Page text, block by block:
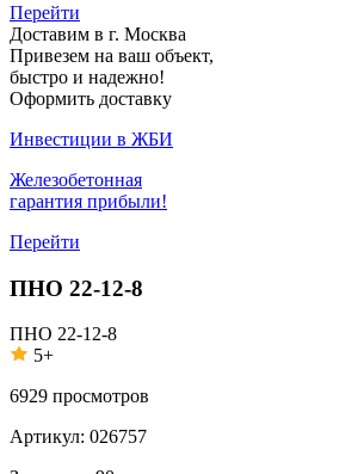
Перейти
Доставим в г. Москва
Привезем на ваш объект,
быстро и надежно!
Оформить доставку
Инвестиции в ЖБИ
Железобетонная
гарантия прибыли!
Перейти
ПНО 22-12-8
ПНО 22-12-8
5+
6929 просмотров
Артикул: 026757